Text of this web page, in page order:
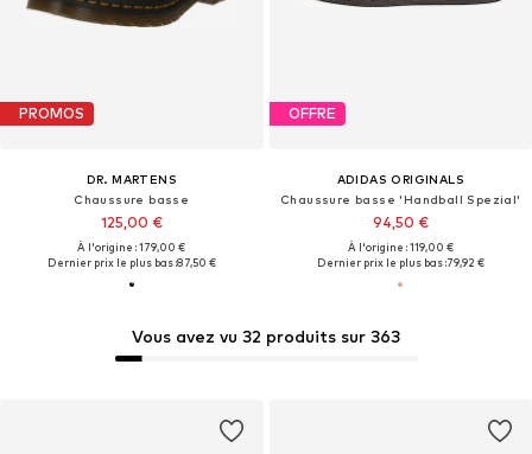
PROMOS
DR. MARTENS
Chaussure basse
125,00 €
À l'origine : 179,00 €
Dernier prix le plus bas :87,50 €
OFFRE
ADIDAS ORIGINALS
Chaussure basse 'Handball Spezial'
94,50 €
À l'origine : 119,00 €
Dernier prix le plus bas :79,92 €
Vous avez vu 32 produits sur 363